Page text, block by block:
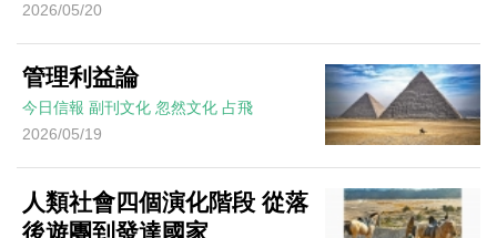
2026/05/20
管理利益論
今日信報 副刊文化 忽然文化 占飛
2026/05/19
人類社會四個演化階段 從落
後遊團到發達國家